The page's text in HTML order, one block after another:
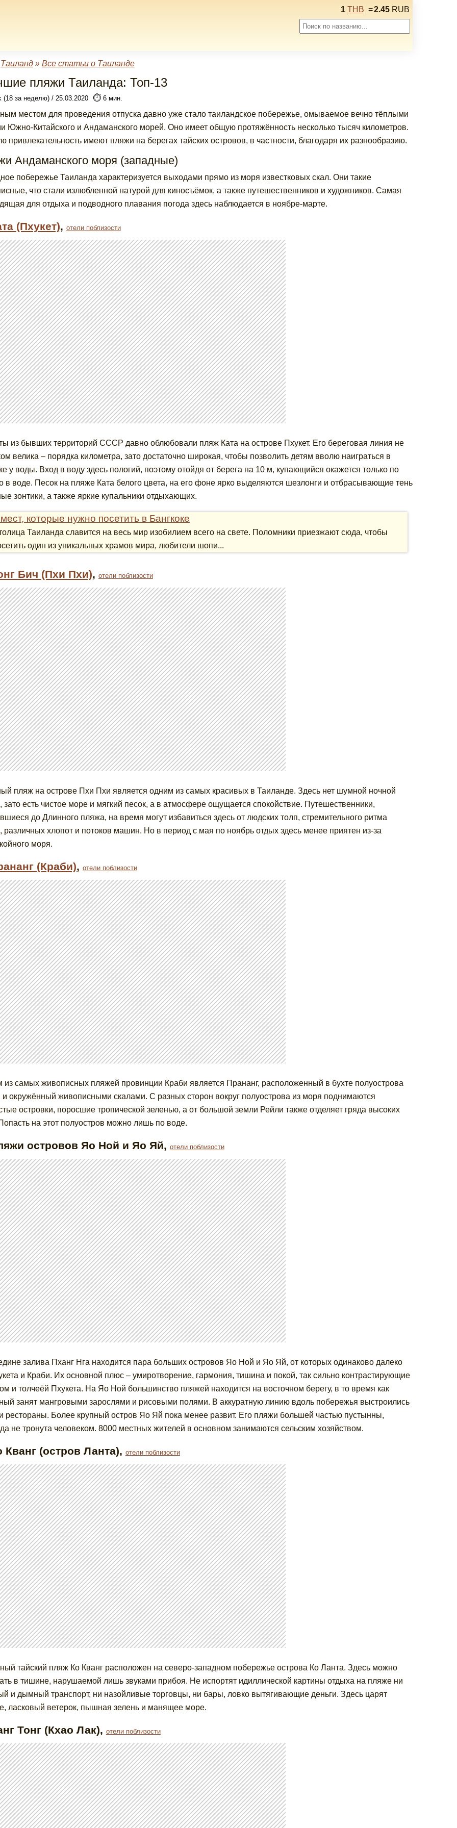
1 THB =2.45 RUB
Таиланд» Все статьи о Таиланде
пляжи Таиланда: Топ-13
(18 за неделю) / 25.03.2020 ⏱️6 мин.
местом для проведения отпуска давно уже стало таиландское побережье, омываемое вечно тёплыми
Южно-Китайского и Андаманского морей. Оно имеет общую протяжённость несколько тысяч километров.
привлекательность имеют пляжи на берегах тайских островов, в частности, благодаря их разнообразию.
Андаманского моря (западные)
побережье Таиланда характеризуется выходами прямо из моря известковых скал. Они такие
что стали излюбленной натурой для киносъёмок, а также путешественников и художников. Самая
для отдыха и подводного плавания погода здесь наблюдается в ноябре-марте.
(Пхукет), отели поблизости
из бывших территорий СССР давно облюбовали пляж Ката на острове Пхукет. Его береговая линия не
велика – порядка километра, зато достаточно широкая, чтобы позволить детям вволю наиграться в
у воды. Вход в воду здесь пологий, поэтому отойдя от берега на 10 м, купающийся окажется только по
в воде. Песок на пляже Ката белого цвета, на его фоне ярко выделяются шезлонги и отбрасывающие тень
зонтики, а также яркие купальники отдыхающих.
которые нужно посетить в Бангкоке
Таиланда славится на весь мир изобилием всего на свете. Поломники приезжают сюда, чтобы
один из уникальных храмов мира, любители шопи...
Бич (Пхи Пхи), отели поблизости
пляж на острове Пхи Пхи является одним из самых красивых в Таиланде. Здесь нет шумной ночной
зато есть чистое море и мягкий песок, а в атмосфере ощущается спокойствие. Путешественники,
до Длинного пляжа, на время могут избавиться здесь от людских толп, стремительного ритма
различных хлопот и потоков машин. Но в период с мая по ноябрь отдых здесь менее приятен из-за
моря.
(Краби), отели поблизости
из самых живописных пляжей провинции Краби является Прананг, расположенный в бухте полуострова
и окружённый живописными скалами. С разных сторон вокруг полуострова из моря поднимаются
островки, поросшие тропической зеленью, а от большой земли Рейли также отделяет гряда высоких
на этот полуостров можно лишь по воде.
островов Яо Ной и Яо Яй, отели поблизости
залива Пханг Нга находится пара больших островов Яо Ной и Яо Яй, от которых одинаково далеко
и Краби. Их основной плюс – умиротворение, гармония, тишина и покой, так сильно контрастирующие
и толчеёй Пхукета. На Яо Ной большинство пляжей находится на восточном берегу, в то время как
занят мангровыми зарослями и рисовыми полями. В аккуратную линию вдоль побережья выстроились
рестораны. Более крупный остров Яо Яй пока менее развит. Его пляжи большей частью пустынны,
не тронута человеком. 8000 местных жителей в основном занимаются сельским хозяйством.
Кванг (остров Ланта), отели поблизости
тайский пляж Ко Кванг расположен на северо-западном побережье острова Ко Ланта. Здесь можно
в тишине, нарушаемой лишь звуками прибоя. Не испортят идиллической картины отдыха на пляже ни
и дымный транспорт, ни назойливые торговцы, ни бары, ловко вытягивающие деньги. Здесь царят
ласковый ветерок, пышная зелень и манящее море.
Тонг (Кхао Лак), отели поблизости